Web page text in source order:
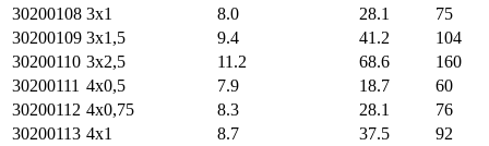
30200108 3х1 8.0 28.1
75
30200109 3х1,5 9.4 41.2
104
30200110 3х2,5 11.2 68.6
160
30200111 4х0,5 7.9 18.7
60
30200112 4х0,75 8.3 28.1
76
30200113 4х1 8.7 37.5
92